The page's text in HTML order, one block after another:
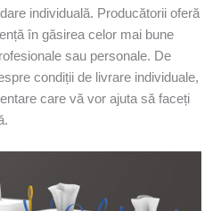
individuală. Producătorii oferă
în găsirea celor mai bune
sau personale. De
condiții de livrare individuale,
care vă vor ajuta să faceți